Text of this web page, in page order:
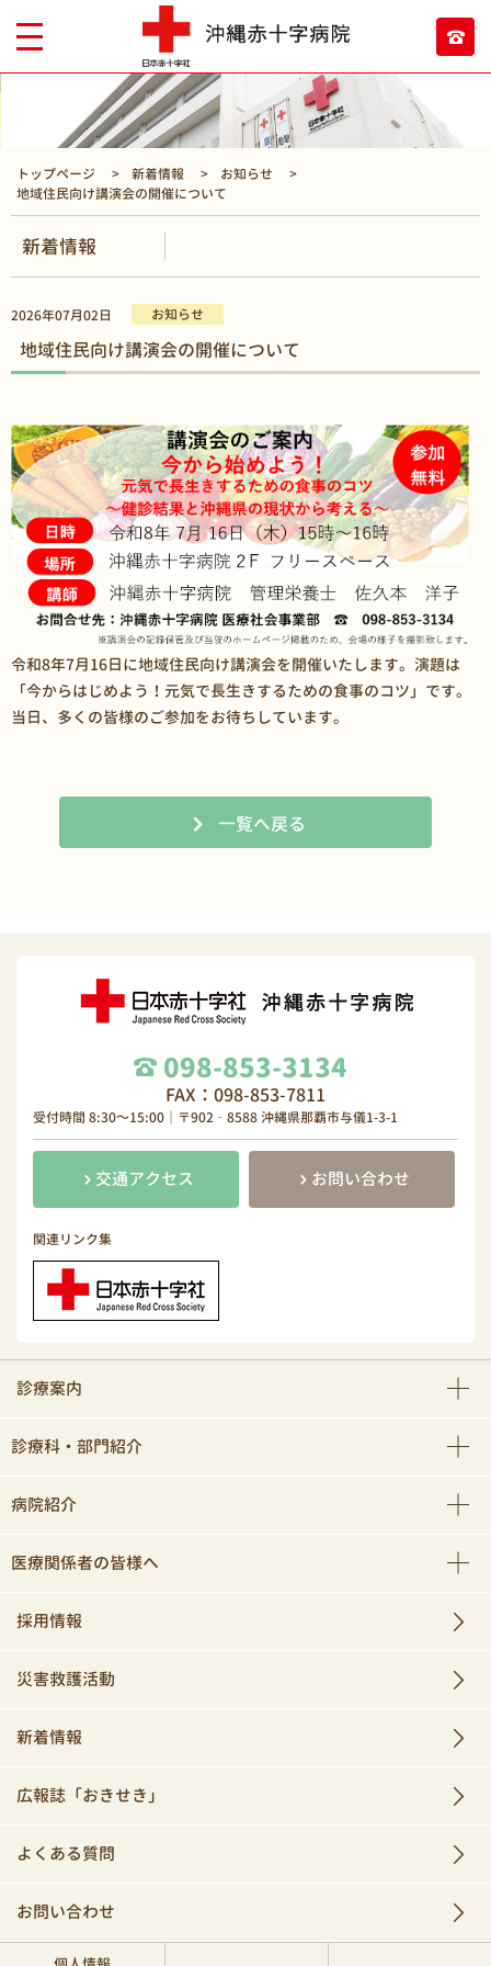
トップページ 新着情報
お知らせ
地域住民向け講演会の開催について
新着情報
2026年07月02日 お知らせ
地域住民向け講演会の開催について
令和8年7月16日に地域住民向け講演会を開催いたします。演題は
「今からはじめよう！元気で長生きするための食事のコツ」です。
当日、多くの皆様のご参加をお待ちしています。
一覧へ戻る
098-853-3134
FAX：098-853-7811
受付時間 8:30～15:00｜〒902‐8588 沖縄県那覇市与儀1-3-1
交通アクセス お問い合わせ
関連リンク集
診療案内
診療科・部門紹介
病院紹介
医療関係者の皆様へ
採用情報
災害救護活動
新着情報
広報誌「おきせき」
よくある質問
お問い合わせ